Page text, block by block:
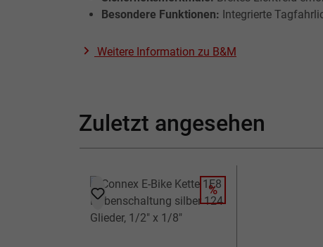
Besondere Funktionen: Integrierte
Weitere Information zu B&M
Zuletzt angesehen
RABATT
%